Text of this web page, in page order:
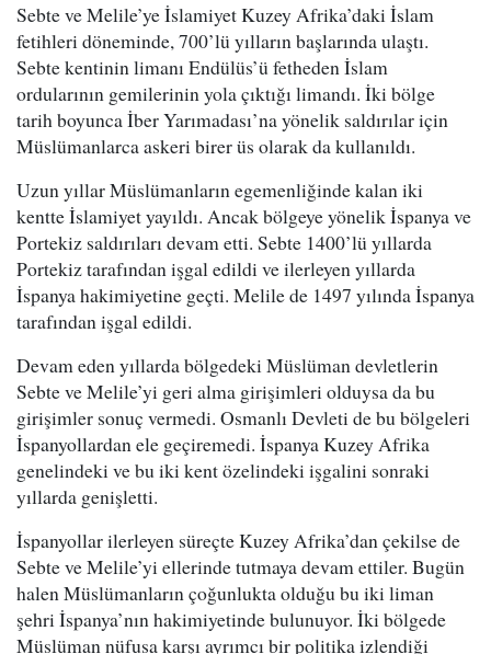
Sebte ve Melile’ye İslamiyet Kuzey Afrika’daki İslam
fetihleri döneminde, 700’lü yılların başlarında ulaştı.
Sebte kentinin limanı Endülüs’ü fetheden İslam
ordularının gemilerinin yola çıktığı limandı. İki bölge
tarih boyunca İber Yarımadası’na yönelik saldırılar için
Müslümanlarca askeri birer üs olarak da kullanıldı.
Uzun yıllar Müslümanların egemenliğinde kalan iki
kentte İslamiyet yayıldı. Ancak bölgeye yönelik İspanya ve
Portekiz saldırıları devam etti. Sebte 1400’lü yıllarda
Portekiz tarafından işgal edildi ve ilerleyen yıllarda
İspanya hakimiyetine geçti. Melile de 1497 yılında İspanya
tarafından işgal edildi.
Devam eden yıllarda bölgedeki Müslüman devletlerin
Sebte ve Melile’yi geri alma girişimleri olduysa da bu
girişimler sonuç vermedi. Osmanlı Devleti de bu bölgeleri
İspanyollardan ele geçiremedi. İspanya Kuzey Afrika
genelindeki ve bu iki kent özelindeki işgalini sonraki
yıllarda genişletti.
İspanyollar ilerleyen süreçte Kuzey Afrika’dan çekilse de
Sebte ve Melile’yi ellerinde tutmaya devam ettiler. Bugün
halen Müslümanların çoğunlukta olduğu bu iki liman
şehri İspanya’nın hakimiyetinde bulunuyor. İki bölgede
Müslüman nüfusa karşı ayrımcı bir politika izlendiği